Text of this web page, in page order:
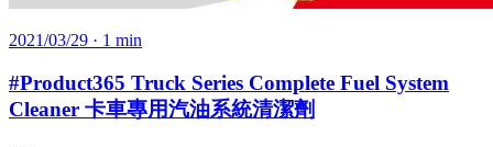
2021/03/29 · 1 min
#Product365 Truck Series Complete Fuel System
Cleaner 卡車專用汽油系統清潔劑